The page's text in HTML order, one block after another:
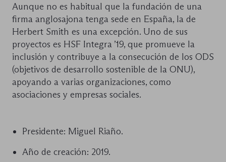
Aunque no es habitual que la fundación de una
firma anglosajona tenga sede en España, la de
Herbert Smith es una excepción. Uno de sus
proyectos es HSF Integra ’19, que promueve la
inclusión y contribuye a la consecución de los ODS
(objetivos de desarrollo sostenible de la ONU),
apoyando a varias organizaciones, como
asociaciones y empresas sociales.
Presidente: Miguel Riaño.
Año de creación: 2019.